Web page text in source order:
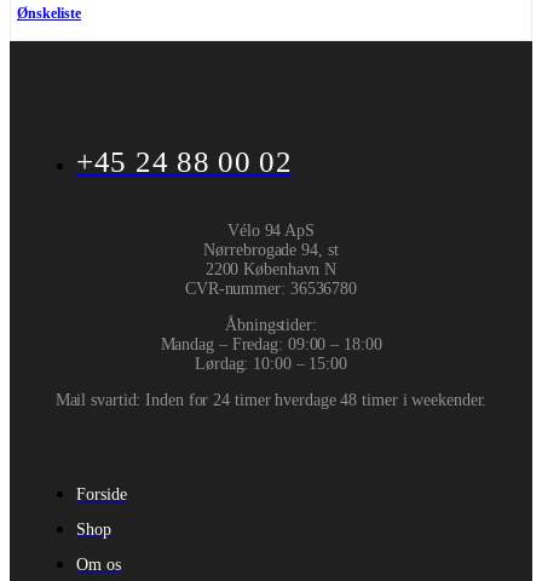
Ønskeliste
+45 24 88 00 02
Vélo 94 ApS
Nørrebrogade 94, st
2200 København N
CVR-nummer: 36536780
Åbningstider:
Mandag – Fredag: 09:00 – 18:00
Lørdag: 10:00 – 15:00
Mail svartid: Inden for 24 timer hverdage 48 timer i weekender.
Forside
Shop
Om os